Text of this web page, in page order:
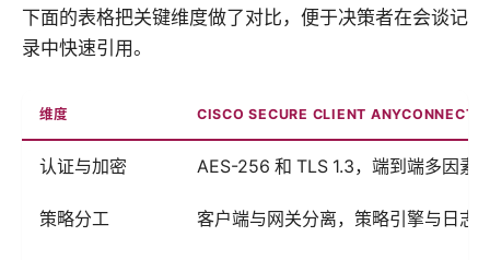
下面的表格把关键维度做了对比，便于决策者在会谈记
录中快速引用。
维度 CISCO SECURE CLIENT ANYCONNECT
认证与加密 AES-256 和 TLS 1.3，端到端多因素
策略分工 客户端与网关分离，策略引擎与日志